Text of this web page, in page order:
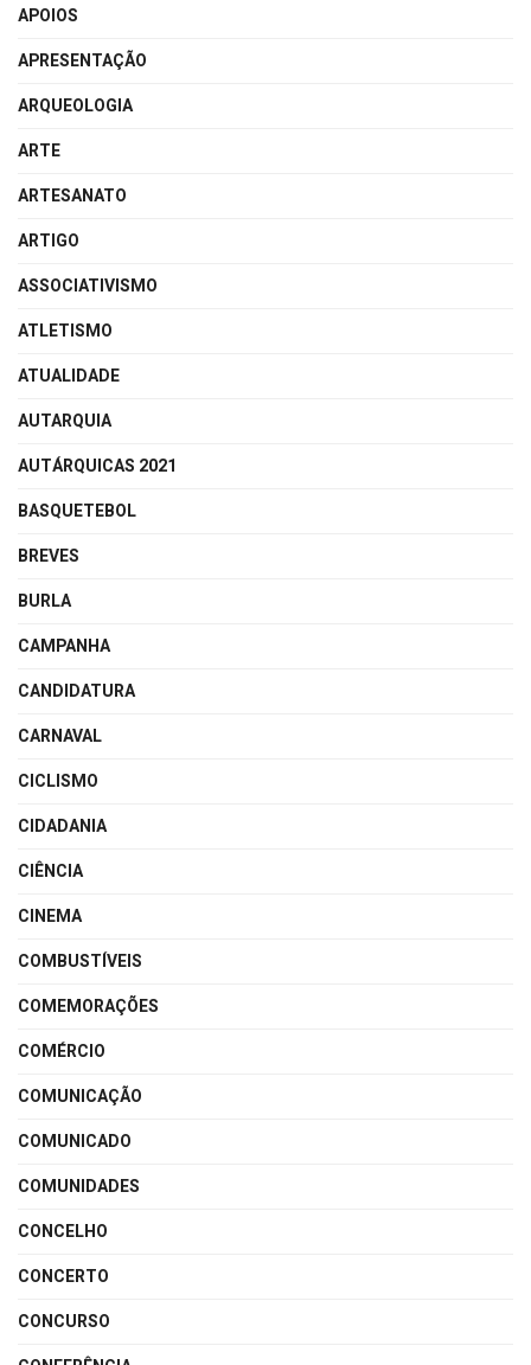
APOIOS
APRESENTAÇÃO
ARQUEOLOGIA
ARTE
ARTESANATO
ARTIGO
ASSOCIATIVISMO
ATLETISMO
ATUALIDADE
AUTARQUIA
AUTÁRQUICAS 2021
BASQUETEBOL
BREVES
BURLA
CAMPANHA
CANDIDATURA
CARNAVAL
CICLISMO
CIDADANIA
CIÊNCIA
CINEMA
COMBUSTÍVEIS
COMEMORAÇÕES
COMÉRCIO
COMUNICAÇÃO
COMUNICADO
COMUNIDADES
CONCELHO
CONCERTO
CONCURSO